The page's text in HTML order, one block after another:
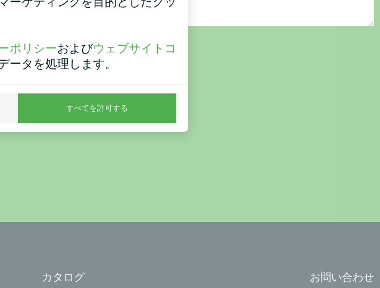
カタログ お問い合わせ
ポリシーおよびウェブサイトコ
ータを処理します。
すべてを許可する